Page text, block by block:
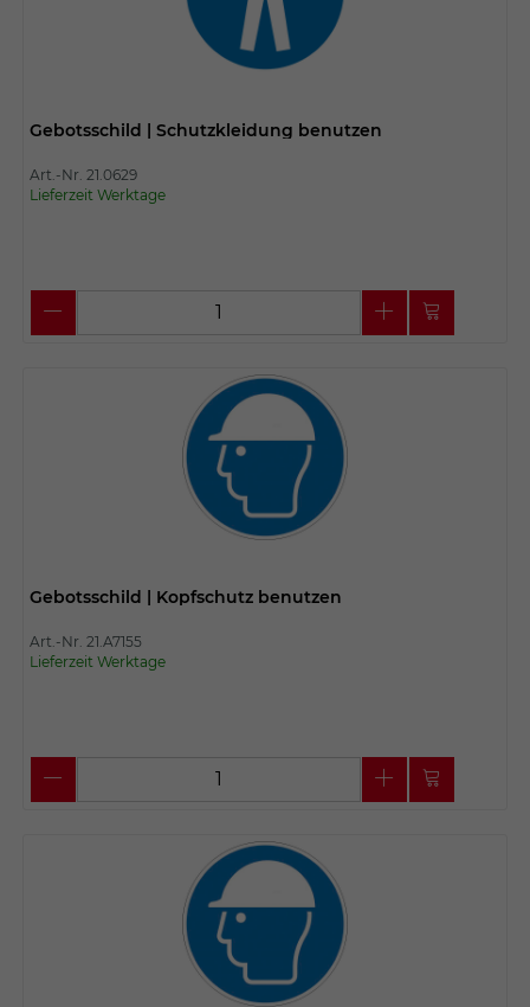
Gebotsschild | Schutzkleidung benutzen
Art.-Nr. 21.0629
Lieferzeit Werktage
Gebotsschild | Kopfschutz benutzen
Art.-Nr. 21.A7155
Lieferzeit Werktage